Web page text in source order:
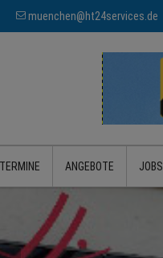
muenchen@ht24services.de
TERMINE ANGEBOTE JOBS